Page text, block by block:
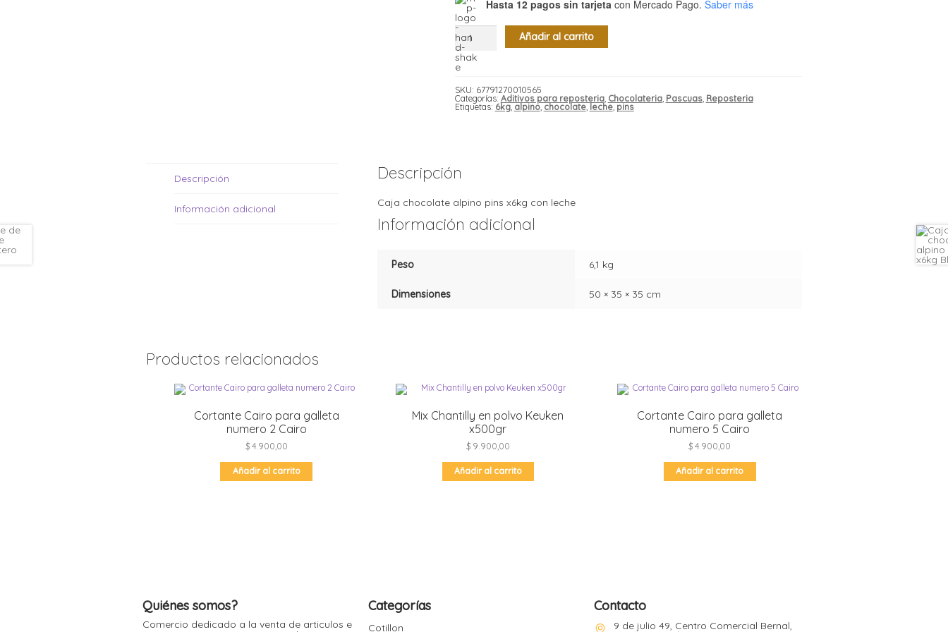
Hasta 12 pagos sin tarjeta con Mercado Pago. Saber más
Caja
chocolate
alpino
pins
x6kg
leche
cantidad
Añadir al carrito
SKU: 67791270010565
Categorías: Aditivos para reposteria, Chocolateria, Pascuas, Reposteria
Etiquetas: 6kg,alpino,chocolate,leche,pins
Descripción
Información adicional
Descripción
Caja chocolate alpino pins x6kg con leche
Información adicional
Peso 6,1 kg
Dimensiones 50 × 35 × 35 cm
Productos relacionados
Cortante Cairo para galleta
numero 2 Cairo
$4.900,00
Añadir al carrito
Mix Chantilly en polvo Keuken
x500gr
$9.900,00
Añadir al carrito
Cortante Cairo para galleta
numero 5 Cairo
$4.900,00
Añadir al carrito
Quiénes somos?
Comercio dedicado a la venta de articulos e
Categorías
Cotillon
Contacto
9 de julio 49, Centro Comercial Bernal,